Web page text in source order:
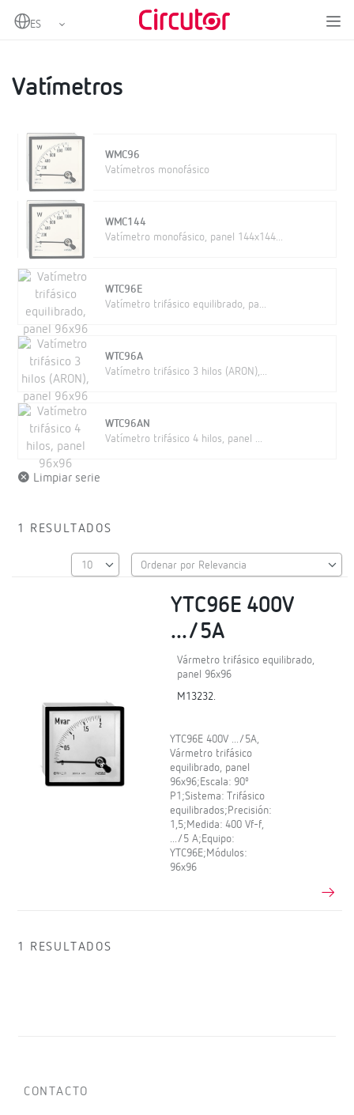
Home Instrumentación analógica
Vatímetros
WMC96
Vatímetros monofásico
WMC144
Vatímetro monofásico, panel 144x144...
WTC96E
Vatímetro trifásico equilibrado, pa...
WTC96A
Vatímetro trifásico 3 hilos (ARON),...
WTC96AN
Vatímetro trifásico 4 hilos, panel ...
Limpiar serie
1 RESULTADOS
YTC96E 400V
.../5A
Vármetro trifásico equilibrado,
panel 96x96
M13232.
YTC96E 400V .../5A,
Vármetro trifásico
equilibrado, panel
96x96;Escala: 90º
P1;Sistema: Trifásico
equilibrados;Precisión:
1,5;Medida: 400 Vf-f,
.../5 A;Equipo:
YTC96E;Módulos:
96x96
1 RESULTADOS
CONTACTO